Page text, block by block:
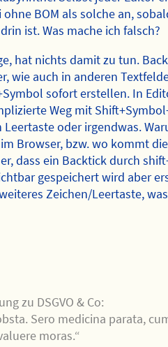
ohne BOM als solche an,
ist. Was mache ich falsch?
hat nichts damit zu tun.
wie auch in anderen
sofort erstellen. In
Weg mit
Leertaste oder irgendwas.
Browser, bzw. wo kommt
dass ein Backtick durch
gespeichert wird aber
Zeichen/Leertaste,
zu DSGVO & Co:
Sero medicina parata,
moras.“